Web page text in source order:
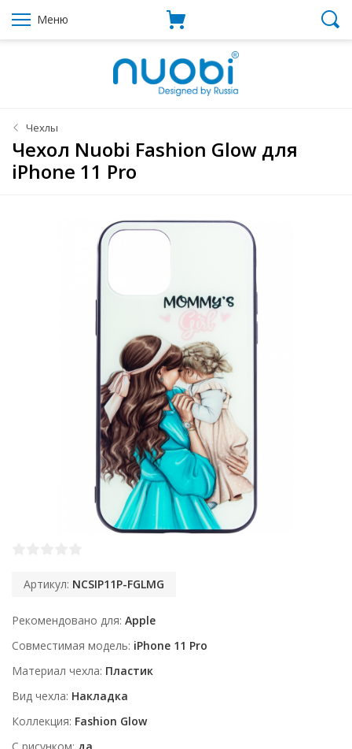
Меню
Чехлы
Чехол Nuobi Fashion Glow для
iPhone 11 Pro
Артикул: NCSIP11P-FGLMG
Рекомендовано для Apple
Совместимая модель iPhone 11 Pro
Материал чехла Пластик
Вид чехла Накладка
Коллекция Fashion Glow